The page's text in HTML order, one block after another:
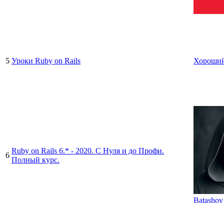
5 Уроки Ruby on Rails
6
Ruby on Rails 6.* - 2020. С Нуля и до Профи.
Полный курс.
Batashov